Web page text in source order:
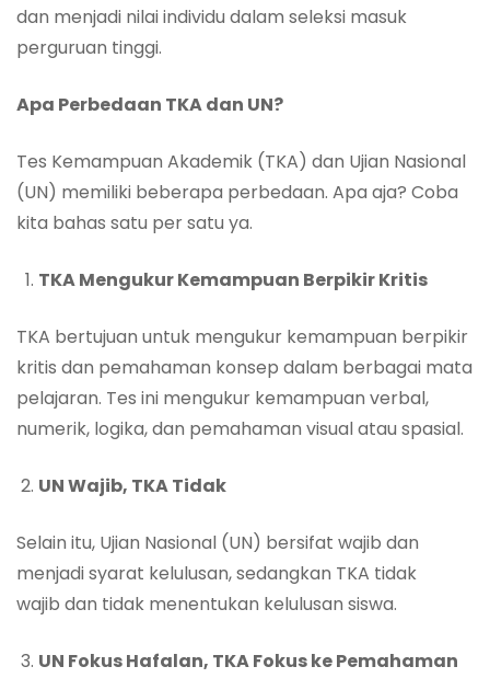
dan menjadi nilai individu dalam seleksi masuk
perguruan tinggi.
Apa Perbedaan TKA dan UN?
Tes Kemampuan Akademik (TKA) dan Ujian Nasional
(UN) memiliki beberapa perbedaan. Apa aja? Coba
kita bahas satu per satu ya.
TKA Mengukur Kemampuan Berpikir Kritis
TKA bertujuan untuk mengukur kemampuan berpikir
kritis dan pemahaman konsep dalam berbagai mata
pelajaran. Tes ini mengukur kemampuan verbal,
numerik, logika, dan pemahaman visual atau spasial.
UN Wajib, TKA Tidak
Selain itu, Ujian Nasional (UN) bersifat wajib dan
menjadi syarat kelulusan, sedangkan TKA tidak
wajib dan tidak menentukan kelulusan siswa.
UN Fokus Hafalan, TKA Fokus ke Pemahaman